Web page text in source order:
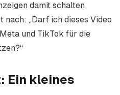
damit schalten
nach: „Darf ich dieses Video
und TikTok für die
Ein kleines